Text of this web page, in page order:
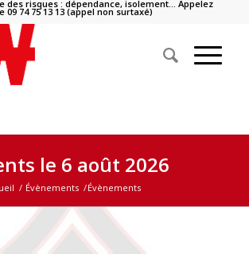
des risques : dépendance, isolement… Appelez
09 74 75 13 13 (appel non surtaxé)
le 6 août 2026
/ Évènements /Évènements